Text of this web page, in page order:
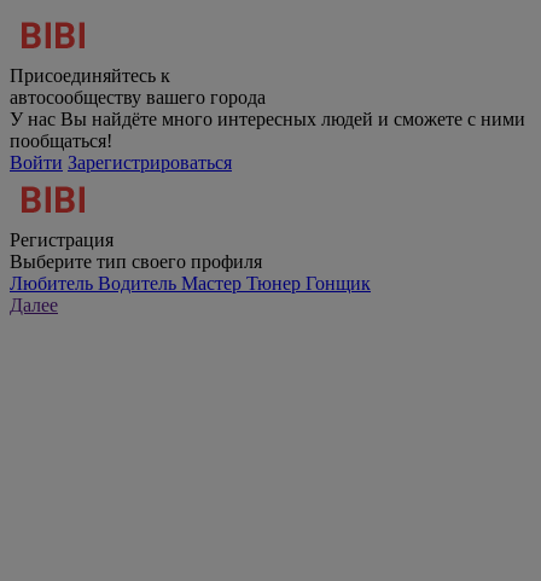
Присоединяйтесь к
автосообществу вашего города
У нас Вы найдёте много интересных людей и сможете с ними
пообщаться!
Войти Зарегистрироваться
Регистрация
Выберите тип своего профиля
Любитель Водитель Мастер Тюнер Гонщик
Далее